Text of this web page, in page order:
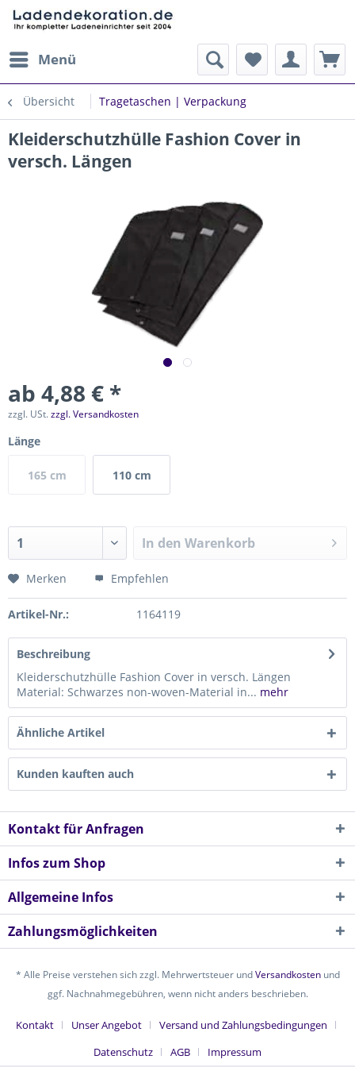
Menü
Übersicht Tragetaschen | Verpackung
Kleiderschutzhülle Fashion Cover in
versch. Längen
ab 4,88 € *
zzgl. USt.zzgl. Versandkosten
Länge
165 cm 110 cm
In den Warenkorb
Merken Empfehlen
Artikel-Nr.: 1164119
Beschreibung
Kleiderschutzhülle Fashion Cover in versch. Längen
Material: Schwarzes non-woven-Material in... mehr
Ähnliche Artikel
Kunden kauften auch
Kontakt für Anfragen
Infos zum Shop
Allgemeine Infos
Zahlungsmöglichkeiten
* Alle Preise verstehen sich zzgl. Mehrwertsteuer undVersandkostenund
ggf. Nachnahmegebühren, wenn nicht anders beschrieben.
Kontakt Unser Angebot
Versand und Zahlungsbedingungen
Datenschutz
AGB Impressum